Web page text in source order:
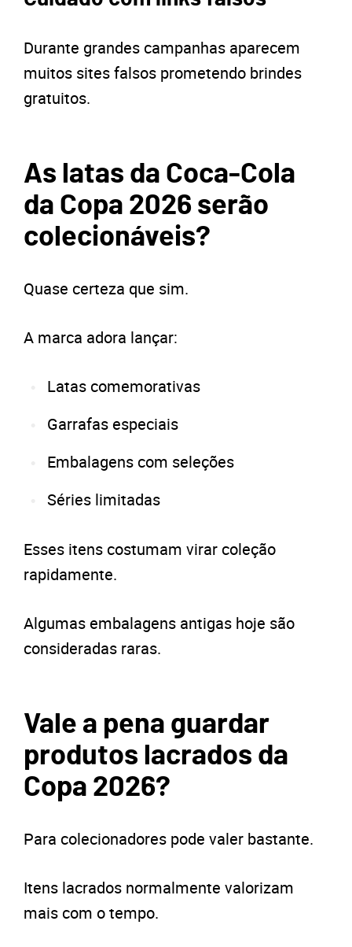
Durante grandes campanhas aparecem
muitos sites falsos prometendo brindes
gratuitos.
As latas da Coca-Cola
da Copa 2026 serão
colecionáveis?
Quase certeza que sim.
A marca adora lançar:
Latas comemorativas
Garrafas especiais
Embalagens com seleções
Séries limitadas
Esses itens costumam virar coleção
rapidamente.
Algumas embalagens antigas hoje são
consideradas raras.
Vale a pena guardar
produtos lacrados da
Copa 2026?
Para colecionadores pode valer bastante.
Itens lacrados normalmente valorizam
mais com o tempo.